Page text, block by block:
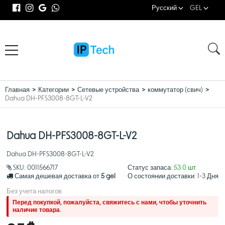
Русский GEL
Главная Категории Сетевые устройства
коммутатор (свич)
Dahua DH-PFS3008-8GT-L-V2
Dahua DH-PFS3008-8GT-L-V2
Dahua DH-PFS3008-8GT-L-V2
SKU: 0011566717
Самая дешевая доставка от 5 gel
Статус запаса: 53.0 шт
О состоянии доставки:
1-3 Дня
Без учета налогов
Перед покупкой, пожалуйста, свяжитесь с нами, чтобы уточнить
наличие товара.